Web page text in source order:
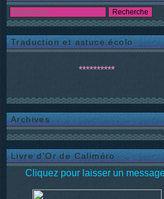
Traduction et astuce écolo
**********
Archives
Livre d'Or de Caliméro
Cliquez pour laisser un